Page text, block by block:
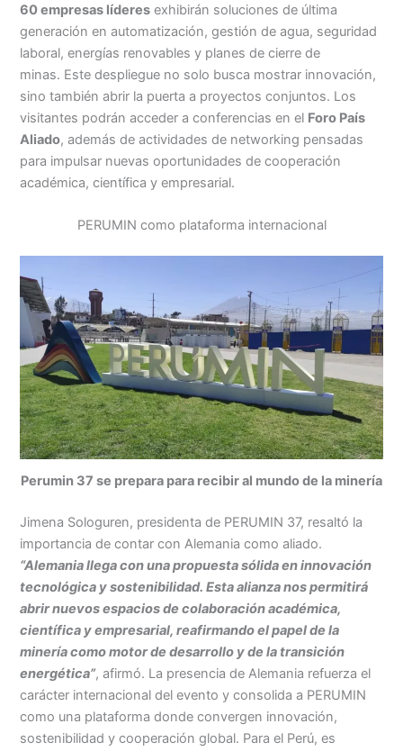
60 empresas líderes exhibirán soluciones de última
generación en automatización, gestión de agua, seguridad
laboral, energías renovables y planes de cierre de
minas. Este despliegue no solo busca mostrar innovación,
sino también abrir la puerta a proyectos conjuntos. Los
visitantes podrán acceder a conferencias en el Foro País
Aliado, además de actividades de networking pensadas
para impulsar nuevas oportunidades de cooperación
académica, científica y empresarial.
PERUMIN como plataforma internacional
Perumin 37 se prepara para recibir al mundo de la minería
Jimena Sologuren, presidenta de PERUMIN 37, resaltó la
importancia de contar con Alemania como aliado.
“Alemania llega con una propuesta sólida en innovación
tecnológica y sostenibilidad. Esta alianza nos permitirá
abrir nuevos espacios de colaboración académica,
científica y empresarial, reafirmando el papel de la
minería como motor de desarrollo y de la transición
energética”, afirmó. La presencia de Alemania refuerza el
carácter internacional del evento y consolida a PERUMIN
como una plataforma donde convergen innovación,
sostenibilidad y cooperación global. Para el Perú, es